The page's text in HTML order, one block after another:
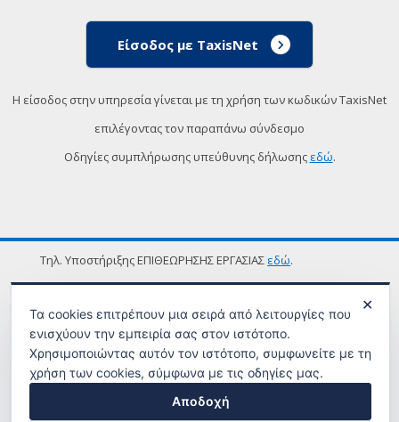
Είσοδος με TaxisNet
Η είσοδος στην υπηρεσία γίνεται με τη χρήση των κωδικών TaxisNet
επιλέγοντας τον παραπάνω σύνδεσμο
Οδηγίες συμπλήρωσης υπεύθυνης δήλωσης εδώ.
Τηλ. Υποστήριξης ΕΠΙΘΕΩΡΗΣΗΣ ΕΡΓΑΣΙΑΣ εδώ.
ΟΡΟΙ ΧΡΗΣΗΣ
✕
Τα cookies επιτρέπουν μια σειρά από λειτουργίες που
ενισχύουν την εμπειρία σας στον ιστότοπο.
Χρησιμοποιώντας αυτόν τον ιστότοπο, συμφωνείτε με τη
χρήση των cookies, σύμφωνα με τις οδηγίες μας.
Αποδοχή